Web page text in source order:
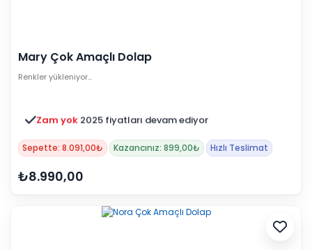
Mary Çok Amaçlı Dolap
Renkler yükleniyor…
Zam yok 2025 fiyatları devam ediyor
Sepette: 8.091,00₺ Kazancınız: 899,00₺ Hızlı Teslimat
₺8.990,00